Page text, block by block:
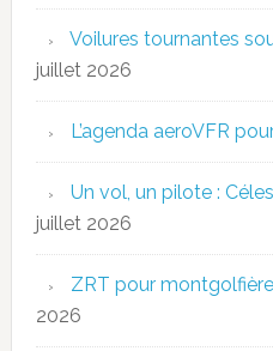
Voilures tournantes
juillet 2026
L’agenda aeroVFR
Un vol, un pilote :
juillet 2026
ZRT pour
2026